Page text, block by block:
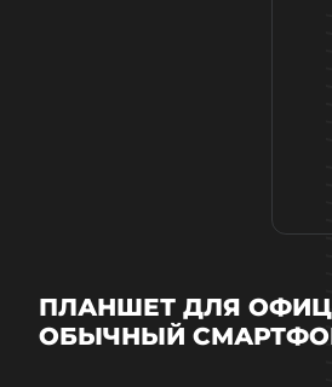
ПЛАНШЕТ ДЛЯ
ОБЫЧНЫЙ